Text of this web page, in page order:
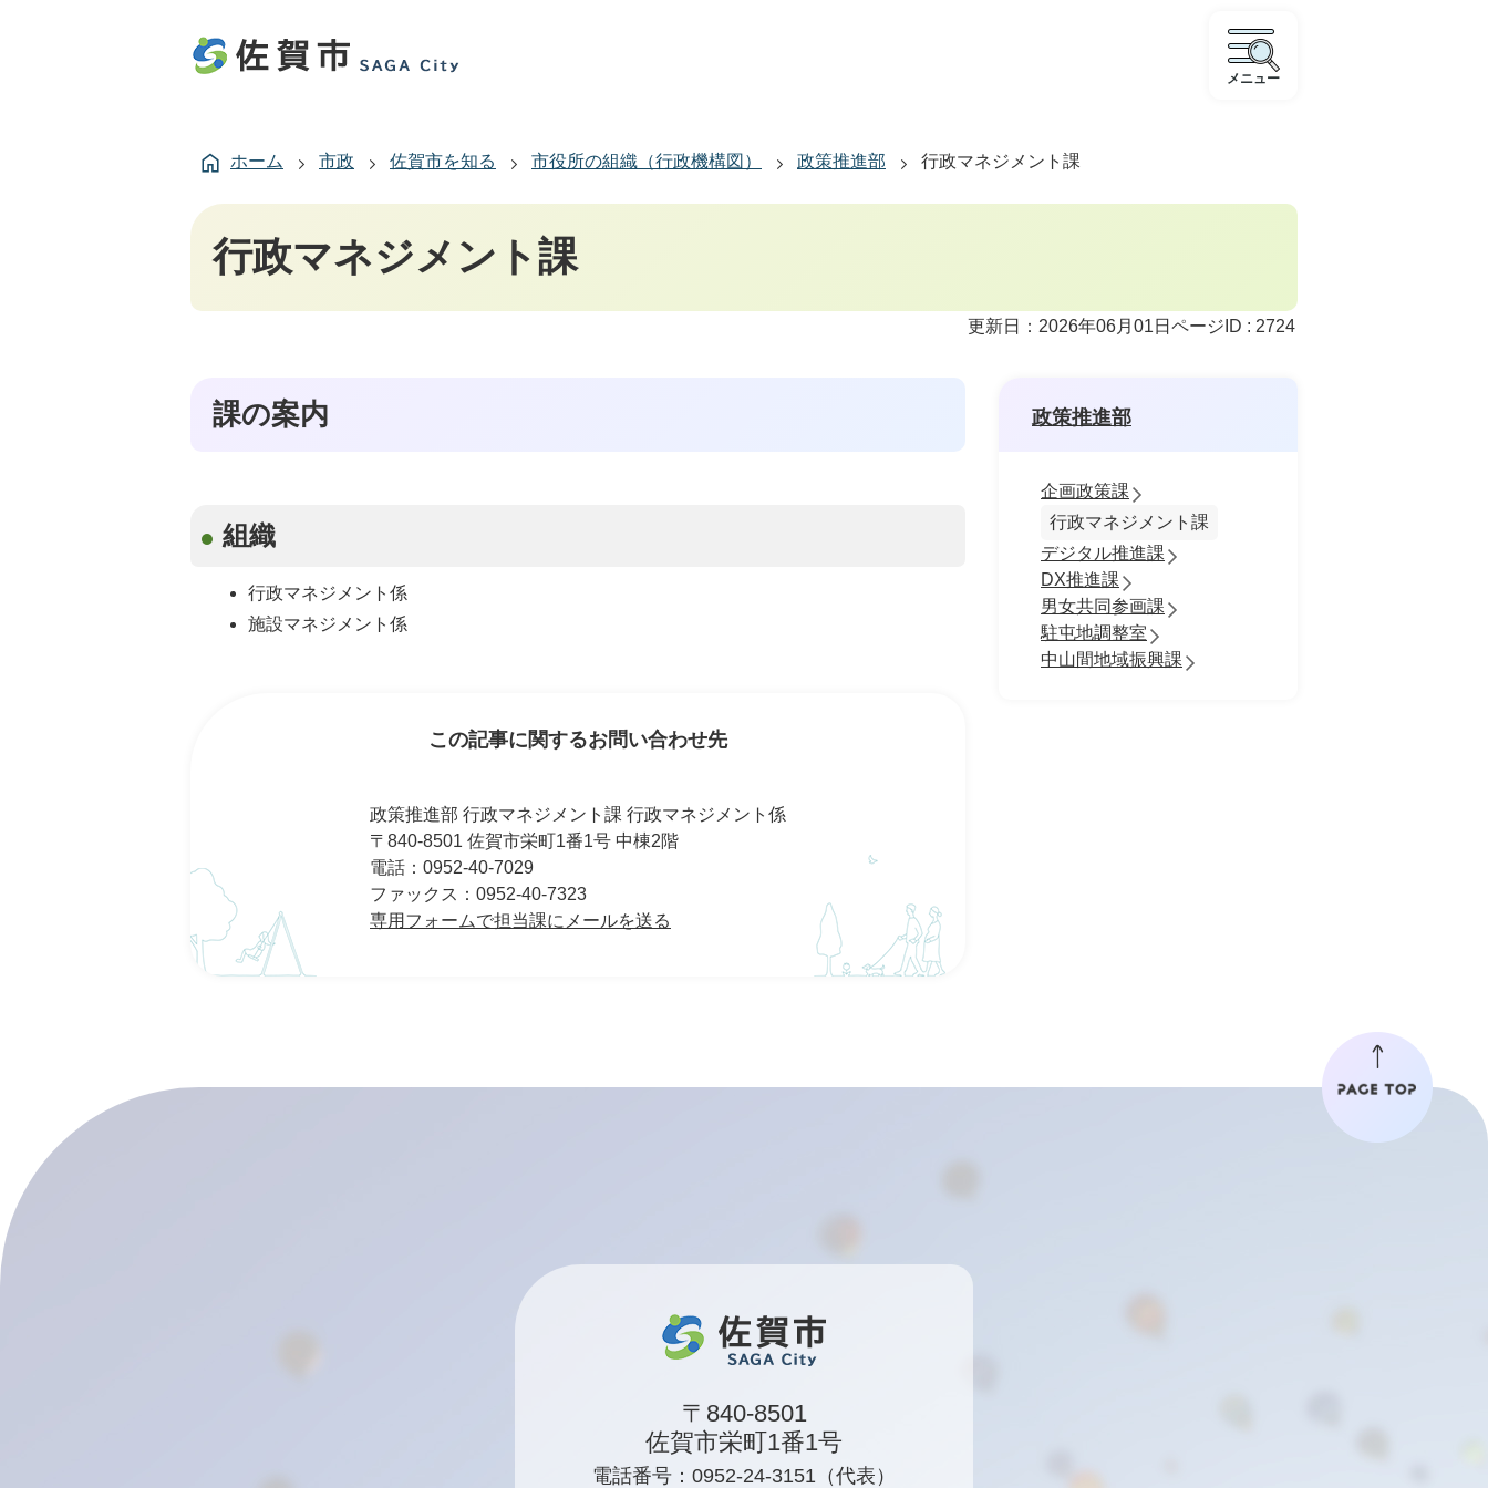
メニュー
ホーム 市政 佐賀市を知る 市役所の組織（行政機構図） 政策推進部 行政マネジメント課
行政マネジメント課
更新日：2026年06月01日 ページID : 2724
課の案内
組織
行政マネジメント係
施設マネジメント係
この記事に関するお問い合わせ先
政策推進部 行政マネジメント課 行政マネジメント係
〒840-8501 佐賀市栄町1番1号 中棟2階
電話：0952-40-7029
ファックス：0952-40-7323
専用フォームで担当課にメールを送る
政策推進部
企画政策課
行政マネジメント課
デジタル推進課
DX推進課
男女共同参画課
駐屯地調整室
中山間地域振興課
〒840-8501
佐賀市栄町1番1号
電話番号：0952-24-3151（代表）